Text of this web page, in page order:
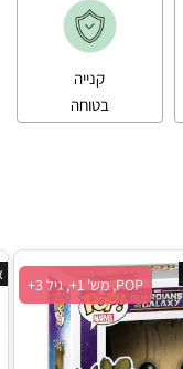
קנייה
בטוחה
POP, מש' 1+, גיל 3+